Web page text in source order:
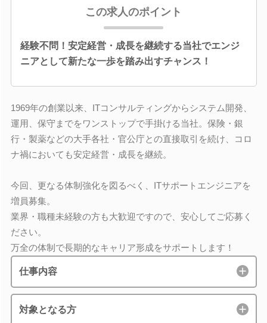
この求人のポイント
経験不問！安定経営・成長を継続する当社でエンジ
ニアとして新たな一歩を踏み出すチャンス！
1969年の創業以来、ITコンサルティングからシステム開発、
運用、保守までをワンストップで手掛ける当社。保険・銀
行・製薬などの大手各社・官公庁との直接取引を続け、コロ
ナ禍においても安定経営・成長を継続。
今回、更なる体制強化を図るべく、ITサポートエンジニアを
増員募集。
業界・職種未経験の方も大歓迎ですので、安心してご応募く
ださい。
万全の体制で長期的なキャリア形成をサポートします！
仕事内容
対象となる方